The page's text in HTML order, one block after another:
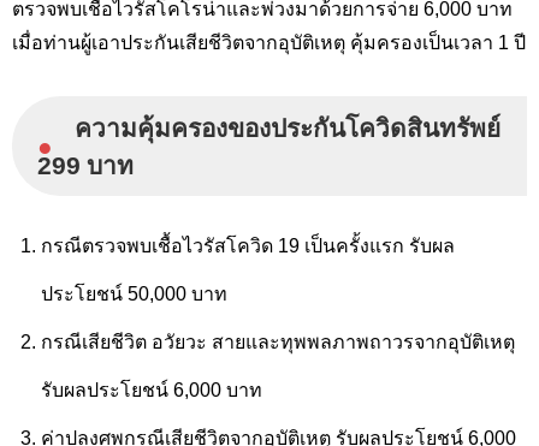
ตรวจพบเชื้อไวรัสโคโรน่าและพ่วงมาด้วยการจ่าย 6,000 บาท
เมื่อท่านผู้เอาประกันเสียชีวิตจากอุบัติเหตุ คุ้มครองเป็นเวลา 1 ปี
●
ความคุ้มครองของประกันโควิดสินทรัพย์
299 บาท
กรณีตรวจพบเชื้อไวรัสโควิด 19 เป็นครั้งแรก รับผล
ประโยชน์ 50,000 บาท
กรณีเสียชีวิต อวัยวะ สายและทุพพลภาพถาวรจากอุบัติเหตุ
รับผลประโยชน์ 6,000 บาท
ค่าปลงศพกรณีเสียชีวิตจากอุบัติเหตุ รับผลประโยชน์ 6,000